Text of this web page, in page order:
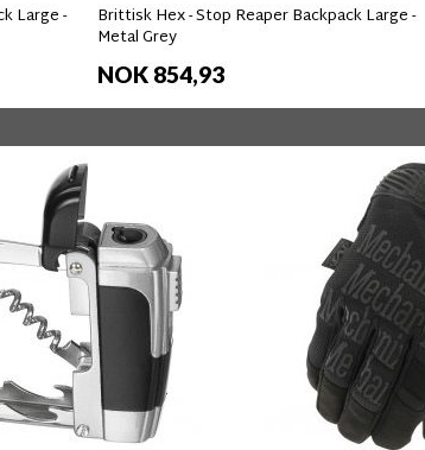
Large - Brittisk Hex - Stop Reaper Backpack Large -
Metal Grey
NOK 854,93